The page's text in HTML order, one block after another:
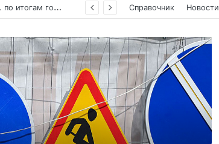
С
бербанк впервые раскрыл доходы от своего небанковского бизнеса Справочник Новости